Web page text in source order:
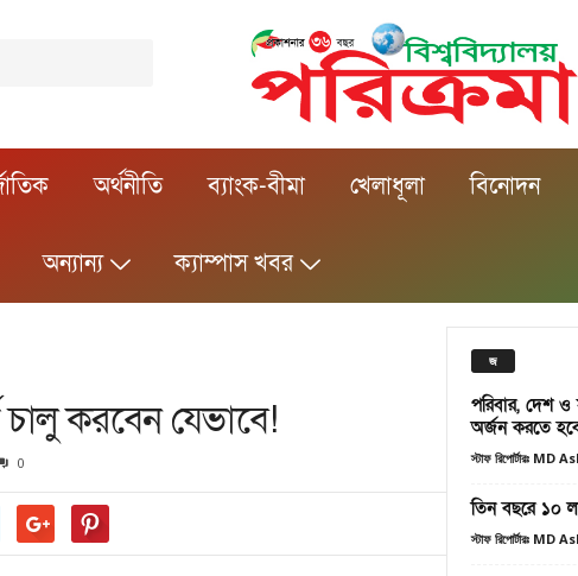
অর্থনীতি ব্যাংক-বীমা খেলাধূলা বিনোদন
অন্যান্য ক্যাম্পাস খবর
করবেন যেভাবে!
0
জ
পরিবার, দেশ ও
অর্জন করতে
স্টাফ রিপোর্টারঃ MD
তিন বছরে ১০
স্টাফ রিপোর্টারঃ MD